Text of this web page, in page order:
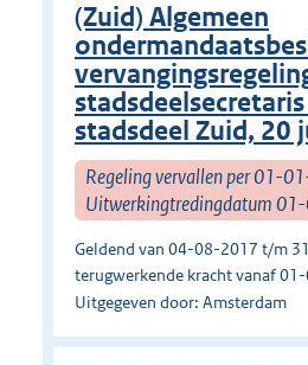
(Zuid) Algemeen
stadsdeel Zuid, 20
Regeling vervallen per 01-
Uitwerkingtredingdatum
Geldend van 04-08-2017 t/m
terugwerkende kracht vanaf
Uitgegeven door: Amsterdam